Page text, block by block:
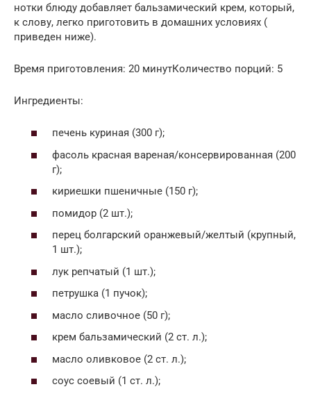
нотки блюду добавляет бальзамический крем, который,
к слову, легко приготовить в домашних условиях (
приведен ниже).
Время приготовления: 20 минутКоличество порций: 5
Ингредиенты:
печень куриная (300 г);
фасоль красная вареная/консервированная (200
г);
кириешки пшеничные (150 г);
помидор (2 шт.);
перец болгарский оранжевый/желтый (крупный,
1 шт.);
лук репчатый (1 шт.);
петрушка (1 пучок);
масло сливочное (50 г);
крем бальзамический (2 ст. л.);
масло оливковое (2 ст. л.);
соус соевый (1 ст. л.);